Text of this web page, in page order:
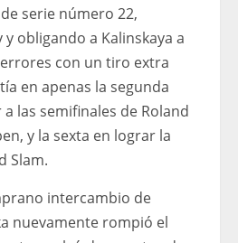
serie número 22,
obligando a Kalinskaya a
con un tiro extra
en apenas la segunda
las semifinales de Roland
y la sexta en lograr la
Slam.
intercambio de
nuevamente rompió el